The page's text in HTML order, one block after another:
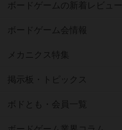
ボードゲームの新着レビュー
ボードゲーム会情報
メカニクス特集
掲示板・トピックス
ボドとも・会員一覧